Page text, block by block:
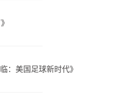
：美国足球新时代》